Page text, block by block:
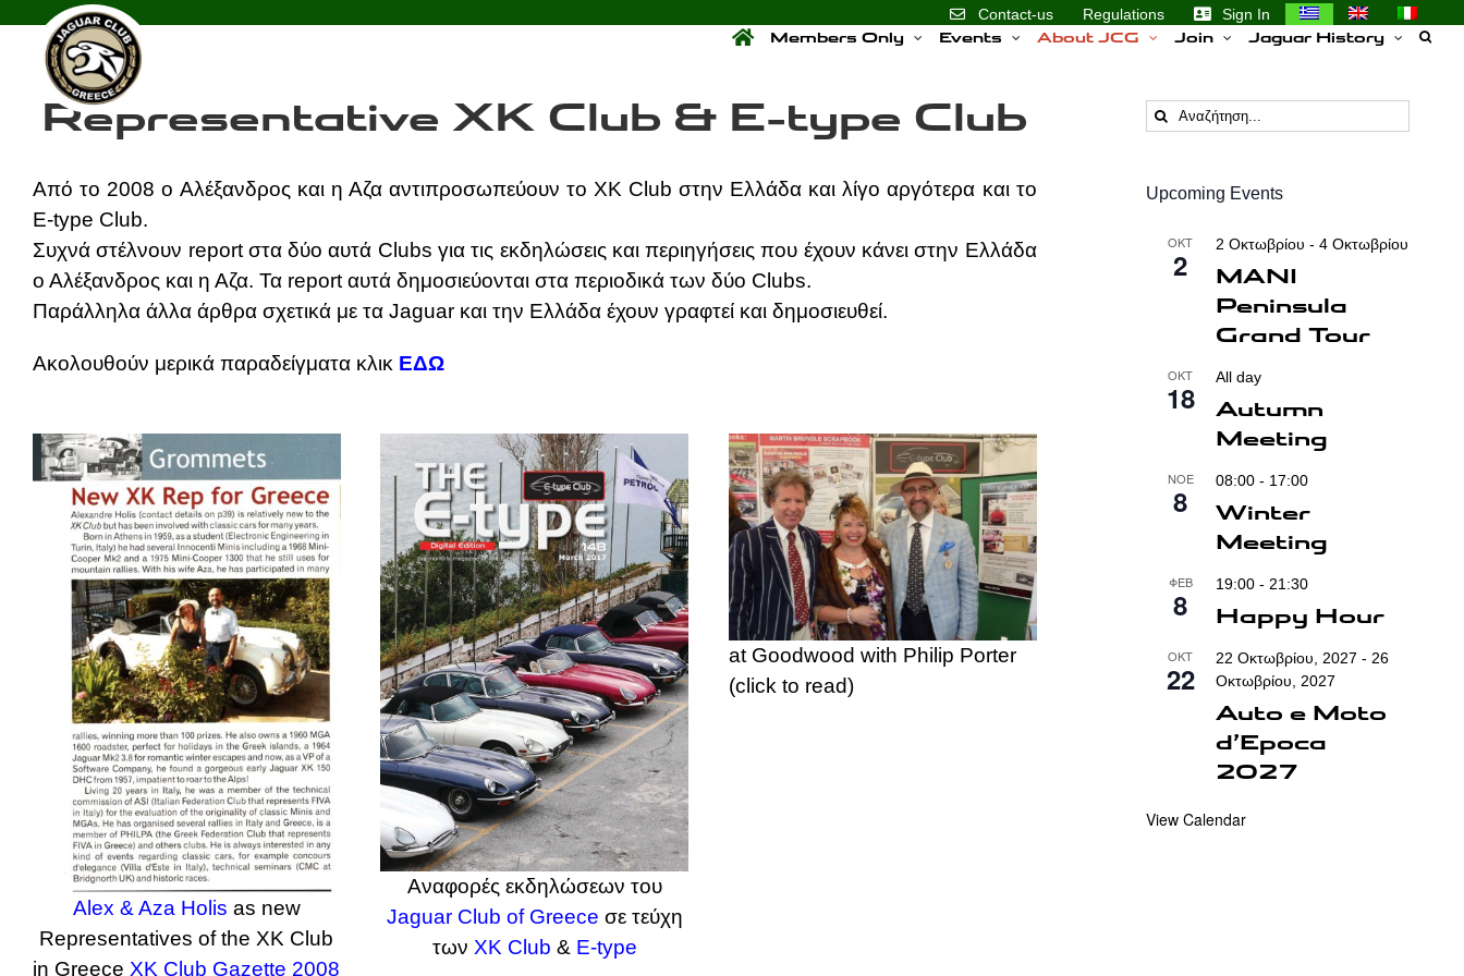
content
Contact-us Regulations Sign In
Members Only Events About JCG Join Jaguar History
Representative XK Club & E-type Club
Representative XK Club & E-type Club
Από το 2008 o Αλέξανδρος και η Αζα αντιπροσωπεύουν το XK Club στην Ελλάδα και λίγο αργότερα και το
E-type Club.
Συχνά στέλνουν report στα δύο αυτά Clubs για τις εκδηλώσεις και περιηγήσεις που έχουν κάνει στην Ελλάδα
ο Αλέξανδρος και η Αζα. Τα report αυτά δημοσιεύονται στα περιοδικά των δύο Clubs.
Παράλληλα άλλα άρθρα σχετικά με τα Jaguar και την Ελλάδα έχουν γραφτεί και δημοσιευθεί.
Ακολουθούν μερικά παραδείγματα κλικ ΕΔΩ
Alex & Aza Holis as new
Representatives of the XK Club
in Greece XK Club Gazette 2008
Αναφορές εκδηλώσεων του
Jaguar Club of Greece σε τεύχη
των XK Club & E-type
at Goodwood with Philip Porter
(click to read)
Αναζήτηση
...
Upcoming Events
ΟΚΤ
2
2 Οκτωβρίου - 4 Οκτωβρίου
MANI
Peninsula
Grand Tour
ΟΚΤ
18
All day
Autumn
Meeting
ΝΟΈ
8
08:00- 17:00
Winter
Meeting
ΦΕΒ
8
19:00- 21:30
Happy Hour
ΟΚΤ
22
22 Οκτωβρίου, 2027 - 26
Οκτωβρίου, 2027
Auto e Moto
d’Epoca
2027
View Calendar